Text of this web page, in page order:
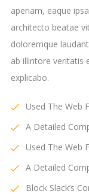
aperiam, eaque
architecto beatae
doloremque
ab illintore veritatis
explicabo.
Used The Web
A Detailed
Used The Web
A Detailed
Block Slack’s